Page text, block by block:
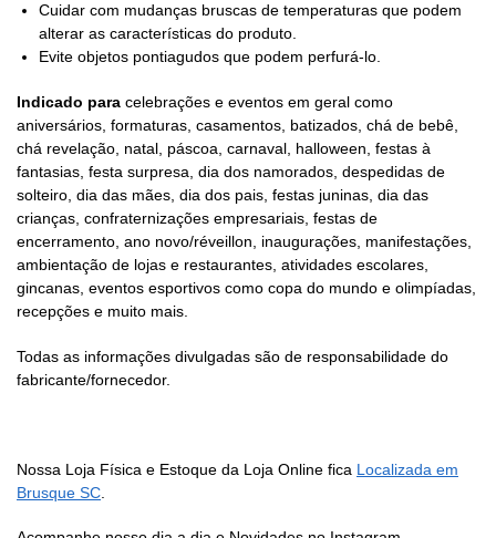
Cuidar com mudanças bruscas de temperaturas que podem
alterar as características do produto.
Evite objetos pontiagudos que podem perfurá-lo.
Indicado para celebrações e eventos em geral como
aniversários, formaturas, casamentos, batizados, chá de bebê,
chá revelação, natal, páscoa, carnaval, halloween, festas à
fantasias, festa surpresa, dia dos namorados, despedidas de
solteiro, dia das mães, dia dos pais, festas juninas, dia das
crianças, confraternizações empresariais, festas de
encerramento, ano novo/réveillon, inaugurações, manifestações,
ambientação de lojas e restaurantes, atividades escolares,
gincanas, eventos esportivos como copa do mundo e olimpíadas,
recepções e muito mais.
Todas as informações divulgadas são de responsabilidade do
fabricante/fornecedor.
Nossa Loja Física e Estoque da Loja Online fica Localizada em
Brusque SC